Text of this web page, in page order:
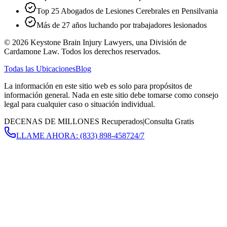
Top 25 Abogados de Lesiones Cerebrales en Pensilvania
Más de 27 años luchando por trabajadores lesionados
© 2026 Keystone Brain Injury Lawyers, una División de
Cardamone Law. Todos los derechos reservados.
Todas las UbicacionesBlog
La información en este sitio web es solo para propósitos de
información general. Nada en este sitio debe tomarse como consejo
legal para cualquier caso o situación individual.
DECENAS DE MILLONES Recuperados|Consulta Gratis
LLAME AHORA: (833) 898-458724/7